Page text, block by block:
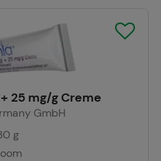
25 mg/g Creme
GmbH
g